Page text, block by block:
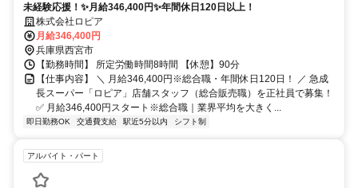
未経験応援！✨月給346,400円✨年間休日120日以上！
株式会社ロピア
月給346,400円
兵庫県西宮市
【勤務時間】 所定労働時間8時間 【休憩】90分
【仕事内容】 ＼ 月給346,400円※総合職・年間休日120日！ ／ 急成
長スーパー「ロピア」店舗スタッフ（総合販売職）を正社員で募集！
✅ 月給346,400円スタート※総合職｜業界平均を大きく...
即日勤務OK 交通費支給 駅近5分以内 シフト制
アルバイト・パート